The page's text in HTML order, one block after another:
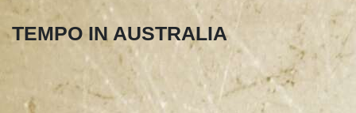
TEMPO IN AUSTRALIA